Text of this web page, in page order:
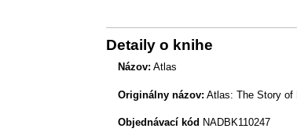
Detaily o knihe
Názov: Atlas
Originálny názov: Atlas: The Story of
Objednávací kód NADBK110247